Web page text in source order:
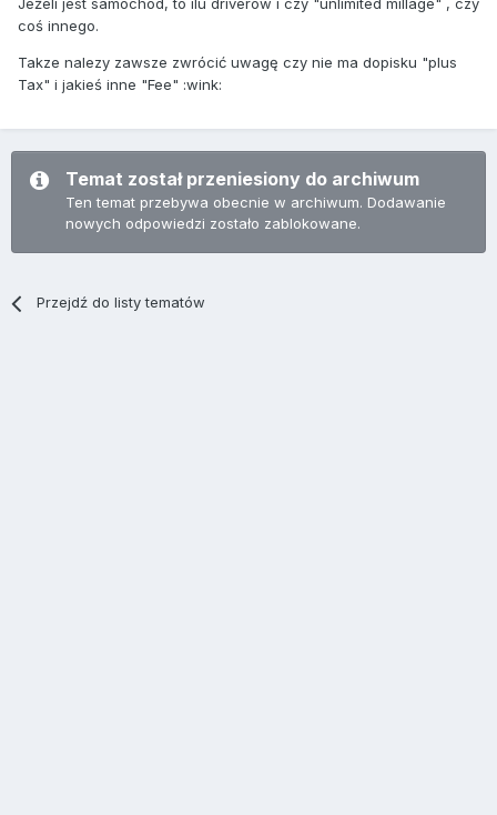
Jeżeli jest samochód, to ilu driverów i czy "unlimited millage" , czy
coś innego.
Takze nalezy zawsze zwrócić uwagę czy nie ma dopisku "plus
Tax" i jakieś inne "Fee" :wink:
Temat został przeniesiony do archiwum
Ten temat przebywa obecnie w archiwum. Dodawanie
nowych odpowiedzi zostało zablokowane.
Przejdź do listy tematów